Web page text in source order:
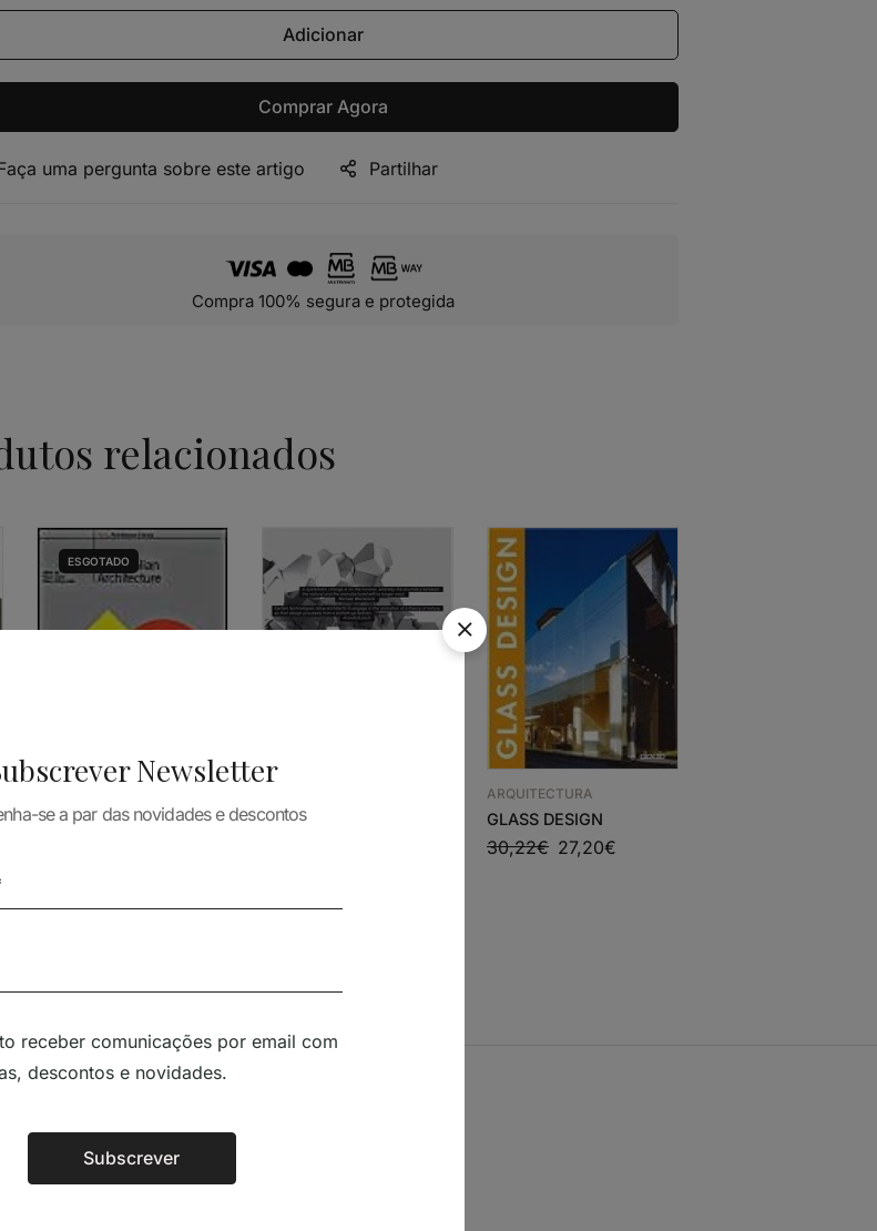
Adicionar
Comprar Agora
uma pergunta sobre este artigo Partilhar
Compra 100% segura e protegida
relacionados
ESGOTADO
ARQUITECTURA ARQUITECTURA
ARQUITECTURA
GLASS DESIGN
30,22€ 27,20€
Newsletter
se a par das novidades e descontos
receber comunicações por email com
descontos e novidades.
Subscrever